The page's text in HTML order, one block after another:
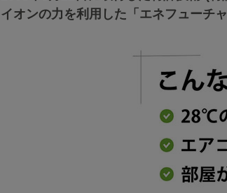
イオンの力を利用した「エネフューチ